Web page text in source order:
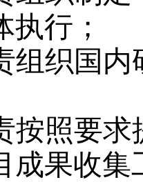
行；
组织国内
按照要求
成果收